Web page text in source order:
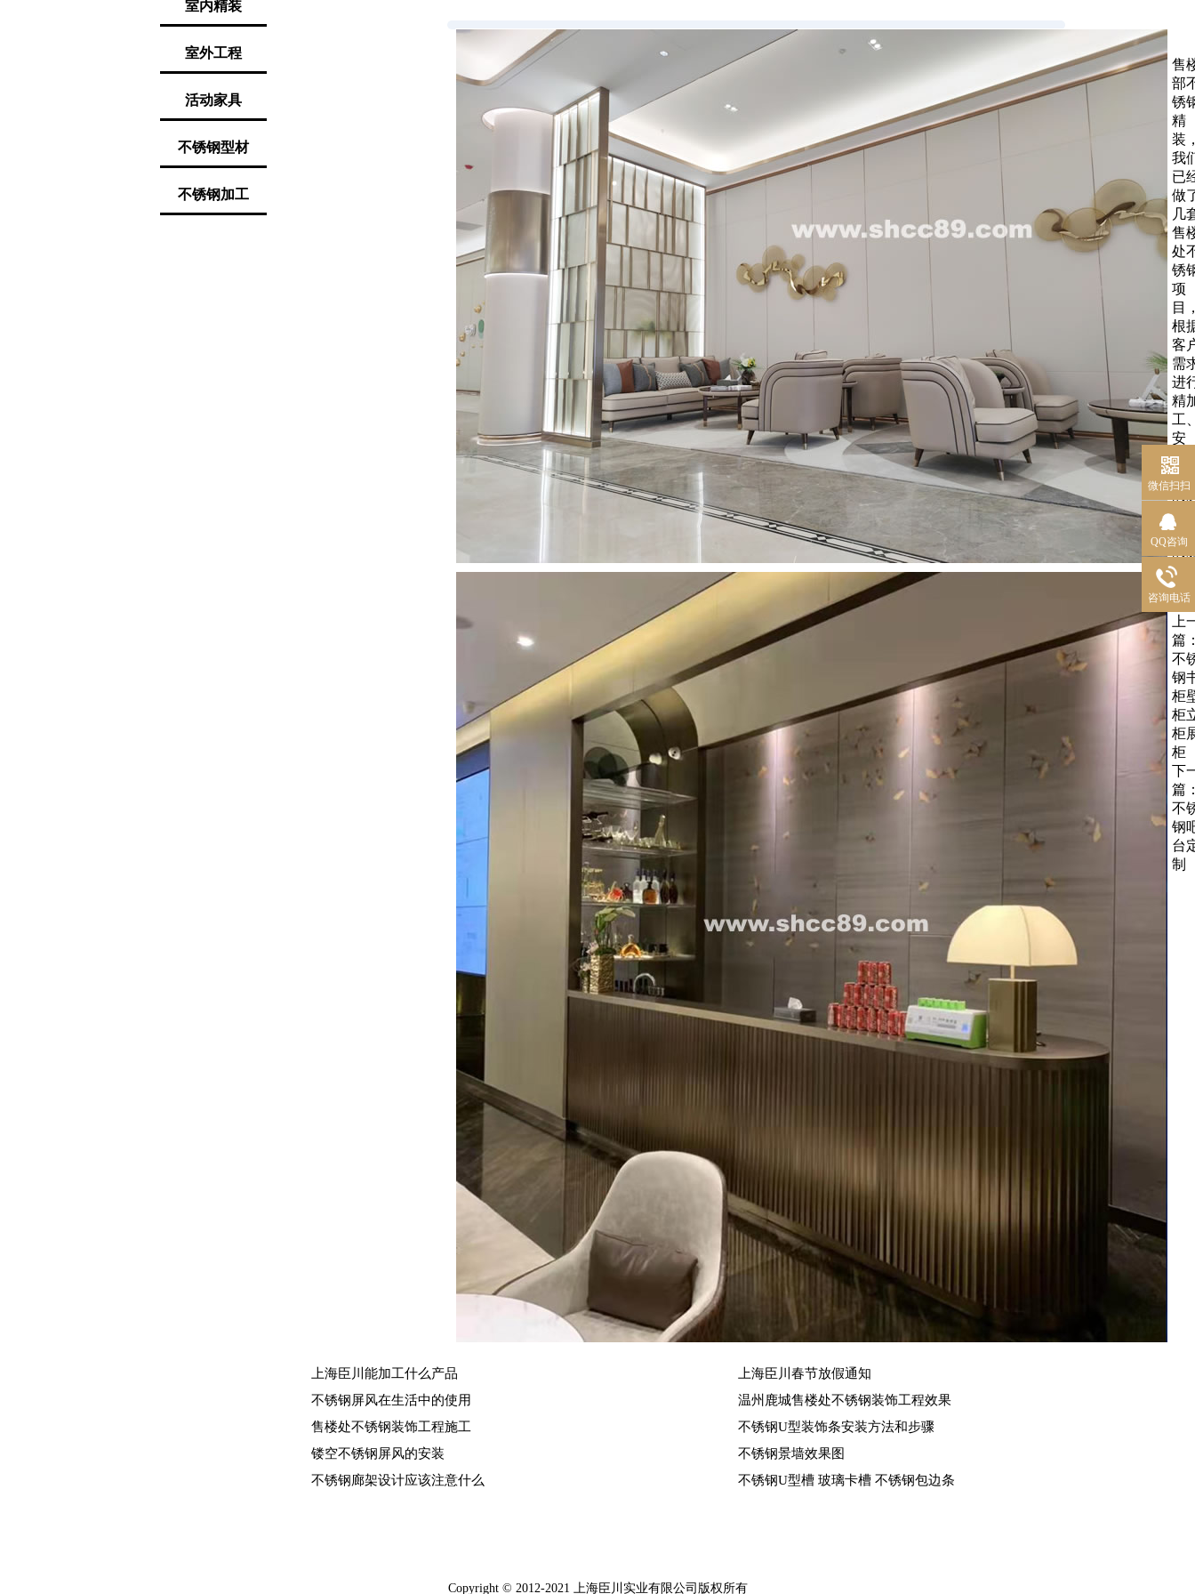
室内精装
室外工程
活动家具
不锈钢型材
不锈钢加工
售
部
锈
精
装
我
已
做
几
售
处
锈
项
目
根
客
需
进
精
工
安
装
可
的
量
一
的
务
上
篇
不
钢
柜
柜
柜
柜
下
篇
不
钢
台
制
上海臣川能加工什么产品
上海臣川春节放假通知
不锈钢屏风在生活中的使用
温州鹿城售楼处不锈钢装饰工程效果
售楼处不锈钢装饰工程施工
不锈钢U型装饰条安装方法和步骤
镂空不锈钢屏风的安装
不锈钢景墙效果图
不锈钢廊架设计应该注意什么
不锈钢U型槽 玻璃卡槽 不锈钢包边条
Copyright © 2012-2021 上海臣川实业有限公司 版权所有
微信扫扫
QQ咨询
咨询电话